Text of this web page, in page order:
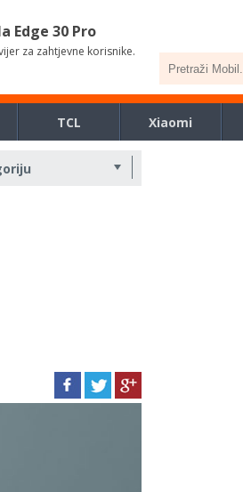
Edge 30 Pro
za zahtjevne korisnike.
TCL Xiaomi